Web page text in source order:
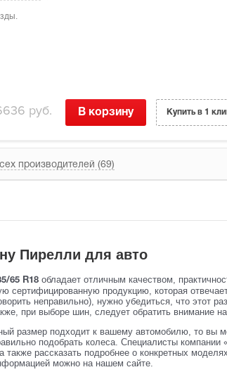
руб. В корзину Купить в 1
производителей (69)
Пирелли для авто
65 R18 обладает отличным качеством,
сертифицированную продукцию, которая
неправильно), нужно убедиться, что этот
при выборе шин, следует обратить внимание на
размер подходит к вашему автомобилю, то
подобрать колеса. Специалисты
рассказать подробнее о конкретных
можно на нашем сайте.